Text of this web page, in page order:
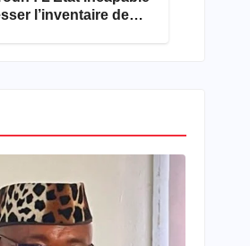
l’inventaire de